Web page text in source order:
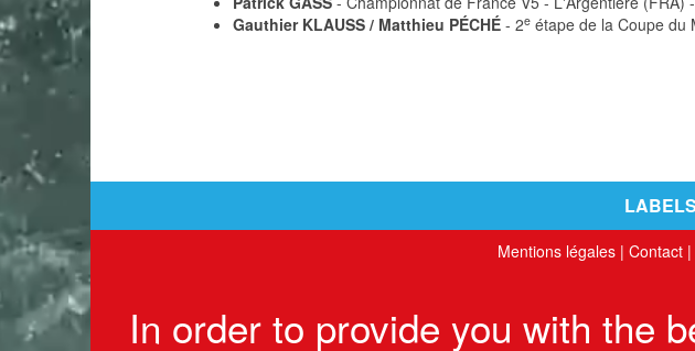
Gauthier KLAUSS / Matthieu PÉCHÉ - 2e étape de la Coupe du
Mentions légales | Contact |
In order to provide you with the